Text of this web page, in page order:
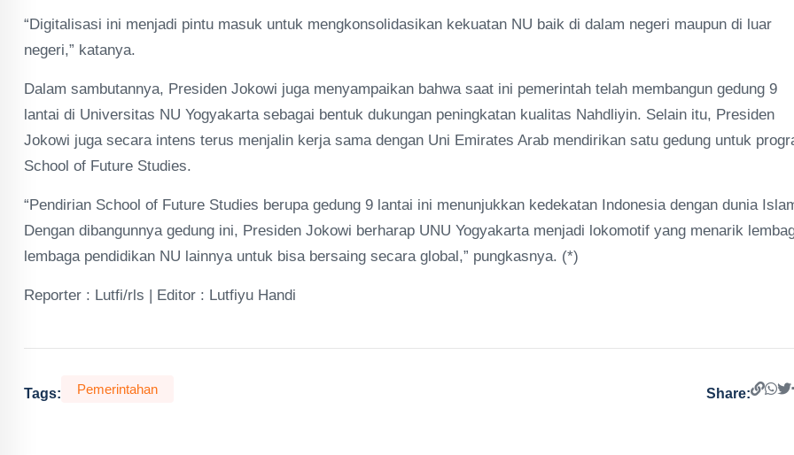
“Digitalisasi ini menjadi pintu masuk untuk mengkonsolidasikan kekuatan NU baik di dalam negeri maupun di luar
negeri,” katanya.
Dalam sambutannya, Presiden Jokowi juga menyampaikan bahwa saat ini pemerintah telah membangun gedung 9
lantai di Universitas NU Yogyakarta sebagai bentuk dukungan peningkatan kualitas Nahdliyin. Selain itu, Presiden
Jokowi juga secara intens terus menjalin kerja sama dengan Uni Emirates Arab mendirikan satu gedung untuk
School of Future Studies.
“Pendirian School of Future Studies berupa gedung 9 lantai ini menunjukkan kedekatan Indonesia dengan dunia
Dengan dibangunnya gedung ini, Presiden Jokowi berharap UNU Yogyakarta menjadi lokomotif yang menarik
lembaga pendidikan NU lainnya untuk bisa bersaing secara global,” pungkasnya. (*)
Reporter : Lutfi/rls | Editor : Lutfiyu Handi
Tags: Pemerintahan Share: